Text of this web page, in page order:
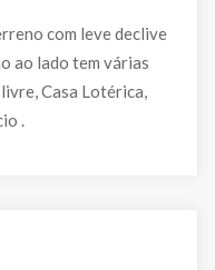
com leve declive
ao lado tem várias
Casa Lotérica,
.